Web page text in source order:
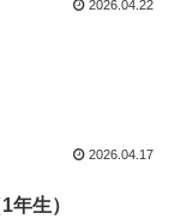
2026.04.22
2026.04.17
年生）